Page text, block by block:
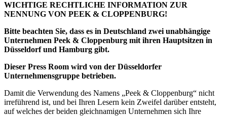
WICHTIGE RECHTLICHE INFORMATION ZUR
NENNUNG VON PEEK & CLOPPENBURG!
Bitte beachten Sie, dass es in Deutschland zwei unabhängige
Unternehmen Peek & Cloppenburg mit ihren Hauptsitzen in
Düsseldorf und Hamburg gibt.
Dieser Press Room wird von der Düsseldorfer
Unternehmensgruppe betrieben.
Damit die Verwendung des Namens „Peek & Cloppenburg“ nicht
irreführend ist, und bei Ihren Lesern kein Zweifel darüber entsteht,
auf welches der beiden gleichnamigen Unternehmen sich Ihre